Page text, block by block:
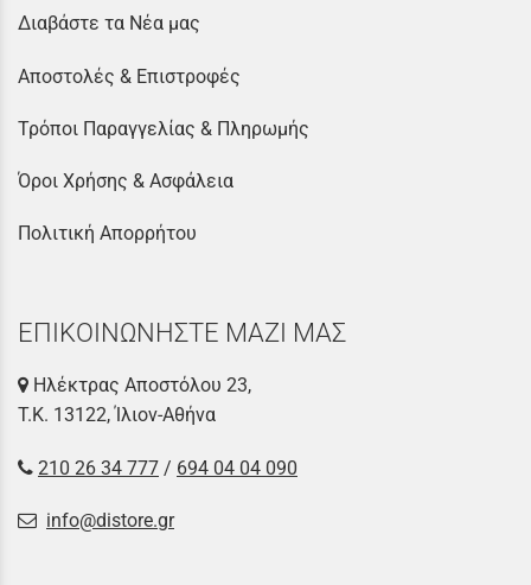
Διαβάστε τα Νέα μας
Αποστολές & Επιστροφές
Τρόποι Παραγγελίας & Πληρωμής
Όροι Χρήσης & Ασφάλεια
Πολιτική Απορρήτου
ΕΠΙΚΟΙΝΩΝΗΣΤΕ ΜΑΖΙ ΜΑΣ
Ηλέκτρας Αποστόλου 23,
Τ.Κ. 13122, Ίλιον-Αθήνα
210 26 34 777 / 694 04 04 090
info@distore.gr